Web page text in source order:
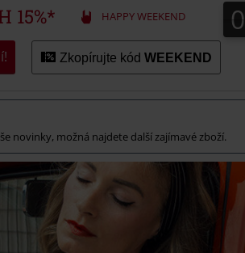
Merch
hráče,
Alternativní
15%* HAPPY WEEKEND 0
0
Zkopírujte kód WEEKEND
novinky, možná najdete další zajímavé zboží.